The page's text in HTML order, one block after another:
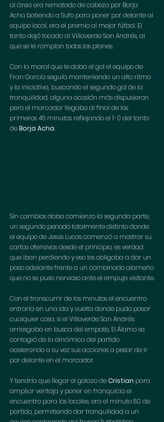
al área era rematado de cabeza por Borja
Acha batiendo a Sufo para poner por delante al
equipo local, era el premio al mejor fútbol. El
tanto dejó tocado al Villaverde San Andrés, al
que se le rompían todos los planes.
Con la moral que le daba el gol el equipo de
Fran García seguía manteniendo un alto ritmo
y la iniciativa, buscando el segundo gol de la
tranquilidad, alguna ocasión más dispusieron
pero el marcador llegaba al final de los
primeros 45 minutos reflejando el 1-0 del tanto
de Borja Acha.
Sin cambios daba comienzo la segunda parte,
un segundo periodo totalmente distinto donde
el equipo de Jesús Lucas comenzó a mostrar su
cartas ofensivas desde el principio, es verdad
que iban perdiendo y eso les obligaba a dar un
paso adelante frente a un combinado alameño
que no se puso nervioso ante el empuje visitante.
Con el transcurrir de los minutos el encuentro
entraría en una ida y vuelta donde pudo pasar
cualquier cosa, si el Villaverde San Andrés
arriesgaba en busca del empate, El Álamo se
contagió de la dinámica del partido
acelerando a su vez sus acciones a pesar de ir
por delante en el marcador.
Y tendría que llegar el golazo de Cristian para
ampliar ventaja y poner en franquicia el
encuentro para los locales, era el minuto 80 de
partido, permitiendo dar tranquilidad a un